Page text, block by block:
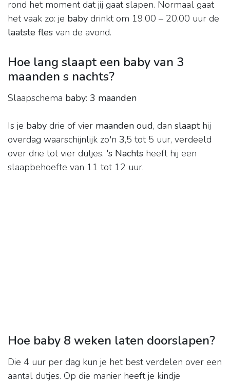
rond het moment dat jij gaat slapen. Normaal gaat
het vaak zo: je baby drinkt om 19.00 – 20.00 uur de
laatste fles van de avond.
Hoe lang slaapt een baby van 3
maanden s nachts?
Slaapschema baby: 3 maanden
Is je baby drie of vier maanden oud, dan slaapthij
overdag waarschijnlijk zo'n 3,5 tot 5 uur, verdeeld
over drie tot vier dutjes. 's Nachts heeft hij een
slaapbehoefte van 11 tot 12 uur.
Hoe baby 8 weken laten doorslapen?
Die 4 uur per dag kun je het best verdelen over een
aantal dutjes. Op die manier heeft je kindje